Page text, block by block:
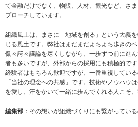
て金融だけでなく、物販、人材、観光など、さ
プローチしています。
組織風土は、まさに「地域を創る」という大義
じる風土です。弊社はまだまだよちよち歩きの
侃々諤々議論を尽くしながら、一歩ずつ前に進
者も多いですが、外部からの採用にも積極的で
経験者はもちろん歓迎ですが、一番重視してい
「当社の理念への共感」です。技術やノウハウ
を愛し、汗をかいて一緒に歩んでくれる人こそ
編集部 ：その想いが組織づくりにも繋がっている